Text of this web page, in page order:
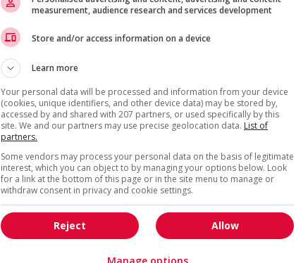
Plumber
et manutention
Plumber
Surrey, BC
Construction, production
et manutention
measurement, audience research and services development
Store and/or access information on a device
Learn more
Your personal data will be processed and information from your device
(cookies, unique identifiers, and other device data) may be stored by,
accessed by and shared with 207 partners, or used specifically by this
site. We and our partners may use precise geolocation data. List of
partners.
Some vendors may process your personal data on the basis of legitimate
interest, which you can object to by managing your options below. Look
for a link at the bottom of this page or in the site menu to manage or
withdraw consent in privacy and cookie settings.
Allow
Reject